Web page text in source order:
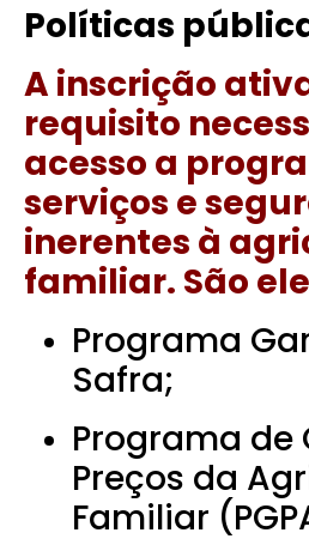
Políticas
A inscrição
requisito
acesso a
serviços e
inerentes à
familiar. São
Programa
Safra;
Programa de
Preços da
Familiar